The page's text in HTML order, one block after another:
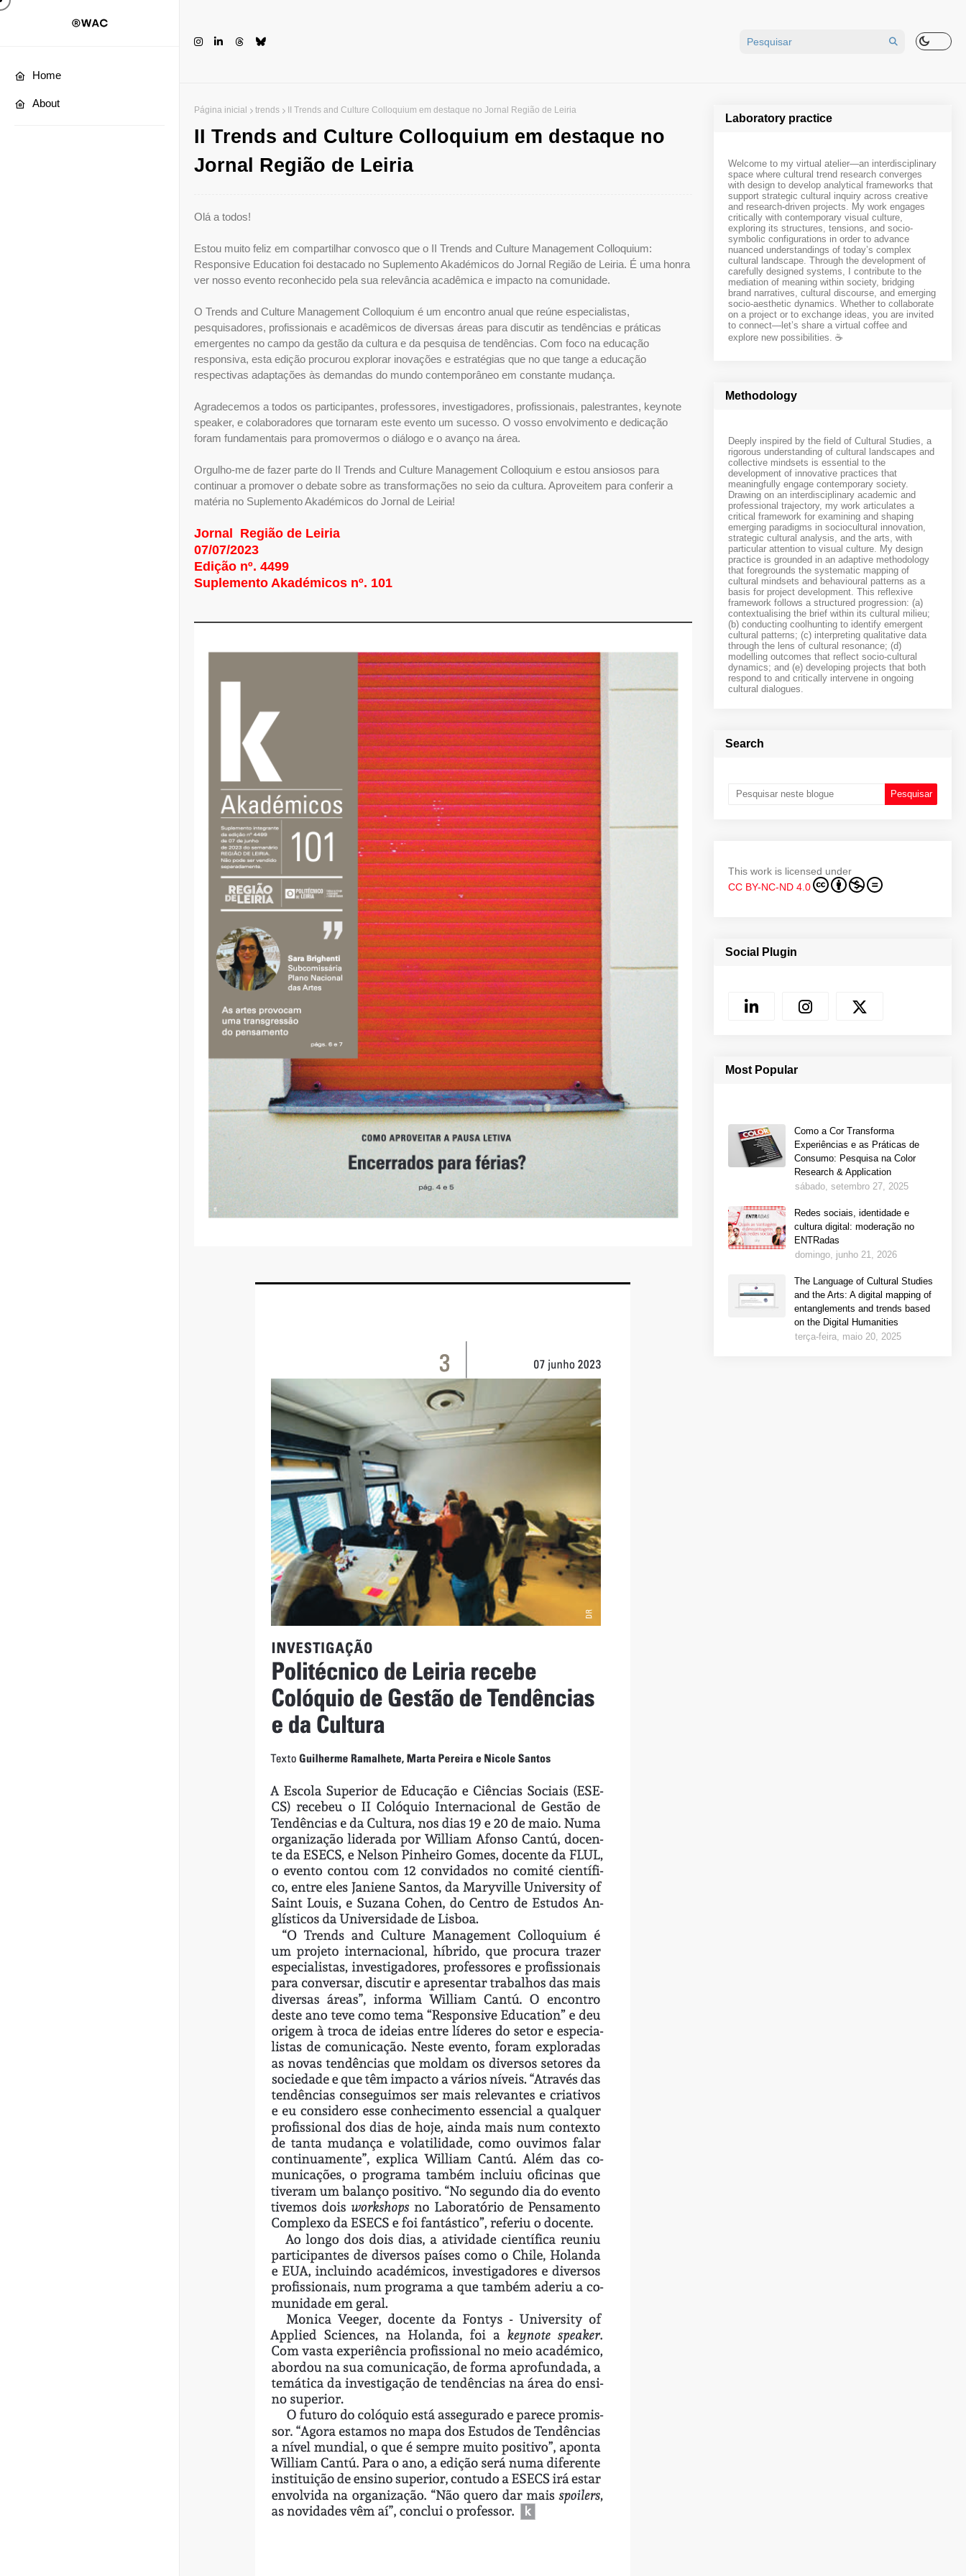
Home
About
Página inicial trends II Trends and Culture Colloquium em destaque no Jornal Região de Leiria
II Trends and Culture Colloquium em destaque no
Jornal Região de Leiria
Olá a todos!
Estou muito feliz em compartilhar convosco que o II Trends and Culture Management Colloquium:
Responsive Education foi destacado no Suplemento Akadémicos do Jornal Região de Leiria. É uma honra
ver nosso evento reconhecido pela sua relevância acadêmica e impacto na comunidade.
O Trends and Culture Management Colloquium é um encontro anual que reúne especialistas,
pesquisadores, profissionais e acadêmicos de diversas áreas para discutir as tendências e práticas
emergentes no campo da gestão da cultura e da pesquisa de tendências. Com foco na educação
responsiva, esta edição procurou explorar inovações e estratégias que no que tange a educação
respectivas adaptações às demandas do mundo contemporâneo em constante mudança.
Agradecemos a todos os participantes, professores, investigadores, profissionais, palestrantes, keynote
speaker, e colaboradores que tornaram este evento um sucesso. O vosso envolvimento e dedicação
foram fundamentais para promovermos o diálogo e o avanço na área.
Orgulho-me de fazer parte do II Trends and Culture Management Colloquium e estou ansiosos para
continuar a promover o debate sobre as transformações no seio da cultura. Aproveitem para conferir a
matéria no Suplemento Akadémicos do Jornal de Leiria!
Jornal Região de Leiria
07/07/2023
Edição nº. 4499
Suplemento Akadémicos nº. 101
Laboratory practice
Welcome to my virtual atelier—an interdisciplinary
space where cultural trend research converges
with design to develop analytical frameworks that
support strategic cultural inquiry across creative
and research-driven projects. My work engages
critically with contemporary visual culture,
exploring its structures, tensions, and socio-
symbolic configurations in order to advance
nuanced understandings of today’s complex
cultural landscape. Through the development of
carefully designed systems, I contribute to the
mediation of meaning within society, bridging
brand narratives, cultural discourse, and emerging
socio-aesthetic dynamics. Whether to collaborate
on a project or to exchange ideas, you are invited
to connect—let’s share a virtual coffee and
explore new possibilities. ☕️
Methodology
Deeply inspired by the field of Cultural Studies, a
rigorous understanding of cultural landscapes and
collective mindsets is essential to the
development of innovative practices that
meaningfully engage contemporary society.
Drawing on an interdisciplinary academic and
professional trajectory, my work articulates a
critical framework for examining and shaping
emerging paradigms in sociocultural innovation,
strategic cultural analysis, and the arts, with
particular attention to visual culture. My design
practice is grounded in an adaptive methodology
that foregrounds the systematic mapping of
cultural mindsets and behavioural patterns as a
basis for project development. This reflexive
framework follows a structured progression: (a)
contextualising the brief within its cultural milieu;
(b) conducting coolhunting to identify emergent
cultural patterns; (c) interpreting qualitative data
through the lens of cultural resonance; (d)
modelling outcomes that reflect socio-cultural
dynamics; and (e) developing projects that both
respond to and critically intervene in ongoing
cultural dialogues.
Search
This work is licensed under
CC BY-NC-ND 4.0
Social Plugin
Most Popular
Como a Cor Transforma
Experiências e as Práticas de
Consumo: Pesquisa na Color
Research & Application
sábado, setembro 27, 2025
Redes sociais, identidade e
cultura digital: moderação no
ENTRadas
domingo, junho 21, 2026
The Language of Cultural Studies
and the Arts: A digital mapping of
entanglements and trends based
on the Digital Humanities
terça-feira, maio 20, 2025